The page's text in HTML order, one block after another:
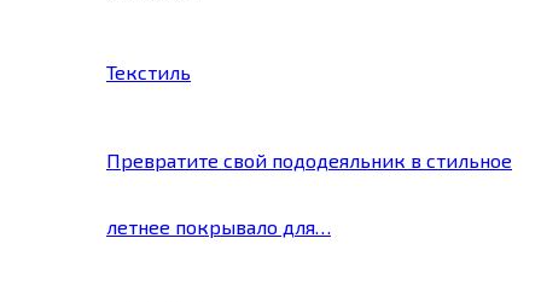
Текстиль
Превратите свой пододеяльник в стильное
летнее покрывало для…